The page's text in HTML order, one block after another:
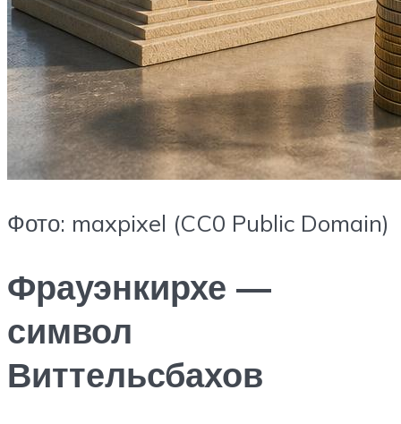
Фото: maxpixel (CC0 Public Domain)
Фрауэнкирхе —
символ
Виттельсбахов